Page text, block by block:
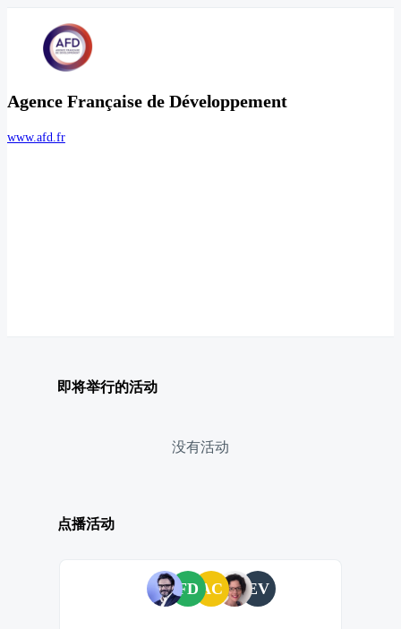
Agence Française de Développement
www.afd.fr
即将举行的活动
没有活动
点播活动
FD AC EV